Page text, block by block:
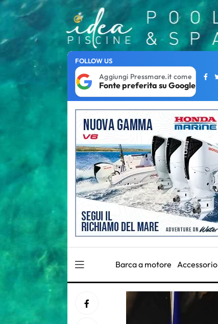
FOLLOW US
Aggiungi Pressmare.it come
Fonte preferita su Google
Barca a motore Accessorio